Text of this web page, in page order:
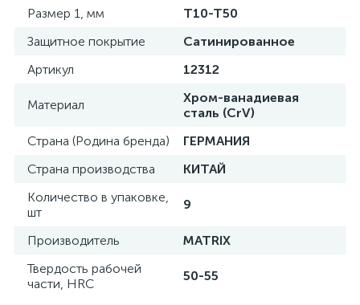
Размер 1, мм
T10-T50
Защитное покрытие
Сатинированное
Артикул
12312
Материал
Хром-ванадиевая
сталь (CrV)
Страна (Родина бренда)
ГЕРМАНИЯ
Страна производства
КИТАЙ
Количество в упаковке,
шт
9
Производитель
MATRIX
Твердость рабочей
части, HRC
50-55